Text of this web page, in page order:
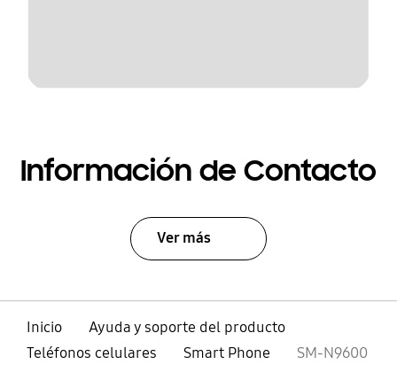
Información de Contacto
Ver más
Inicio
Ayuda y soporte del producto
Teléfonos celulares
Smart Phone SM-N9600